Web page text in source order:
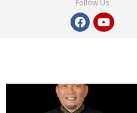
Follow Us